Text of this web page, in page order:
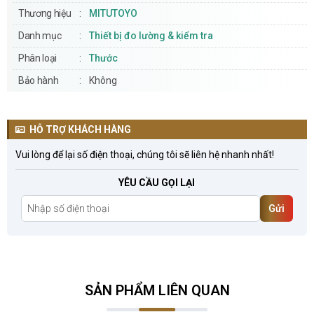
Thương hiệu
MITUTOYO
Danh mục
Thiết bị đo lường & kiểm tra
Phân loại
Thước
Bảo hành
Không
HỖ TRỢ KHÁCH HÀNG
Vui lòng để lại số điện thoại, chúng tôi sẽ liên hệ nhanh nhất!
YÊU CẦU GỌI LẠI
Gửi
SẢN PHẨM LIÊN QUAN